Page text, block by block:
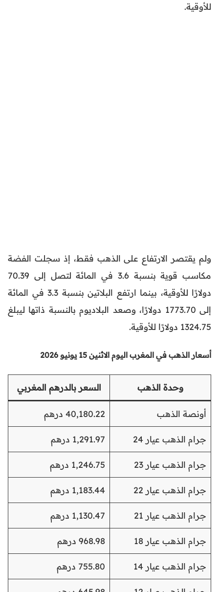
للأوقية.
ولم يقتصر الارتفاع على الذهب فقط، إذ سجلت الفضة
مكاسب قوية بنسبة 3.6 في المائة لتصل إلى 70.39
دولارًا للأوقية، بينما ارتفع البلاتين بنسبة 3.3 في المائة
إلى 1773.70 دولارًا، وصعد البلاديوم بالنسبة ذاتها ليبلغ
1324.75 دولارًا للأوقية.
أسعار الذهب في المغرب اليوم الاثنين 15 يونيو 2026
وحدة الذهب السعر بالدرهم المغربي
أونصة الذهب 40,180.22 درهم
جرام الذهب عيار 24 1,291.97 درهم
جرام الذهب عيار 23 1,246.75 درهم
جرام الذهب عيار 22 1,183.44 درهم
جرام الذهب عيار 21 1,130.47 درهم
جرام الذهب عيار 18 968.98 درهم
جرام الذهب عيار 14 755.80 درهم